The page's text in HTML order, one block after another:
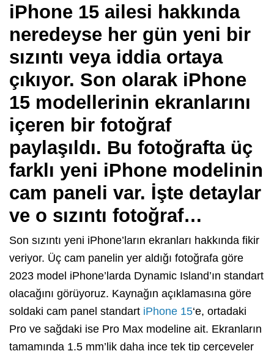
iPhone 15 ailesi hakkında
neredeyse her gün yeni bir
sızıntı veya iddia ortaya
çıkıyor. Son olarak iPhone
15 modellerinin ekranlarını
içeren bir fotoğraf
paylaşıldı. Bu fotoğrafta üç
farklı yeni iPhone modelinin
cam paneli var. İşte detaylar
ve o sızıntı fotoğraf…
Son sızıntı yeni iPhone’ların ekranları hakkında fikir
veriyor. Üç cam panelin yer aldığı fotoğrafa göre
2023 model iPhone’larda Dynamic Island’ın standart
olacağını görüyoruz. Kaynağın açıklamasına göre
soldaki cam panel standart iPhone 15‘e, ortadaki
Pro ve sağdaki ise Pro Max modeline ait. Ekranların
tamamında 1.5 mm’lik daha ince tek tip çerçeveler